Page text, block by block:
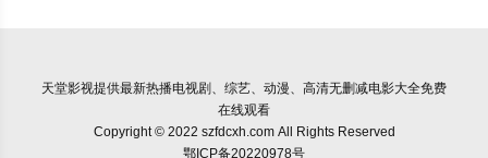
天堂影视提供最新热播电视剧、综艺、动漫、高清无删减电影大全免费
在线观看
Copyright © 2022 szfdcxh.com All Rights Reserved
鄂ICP备20220978号